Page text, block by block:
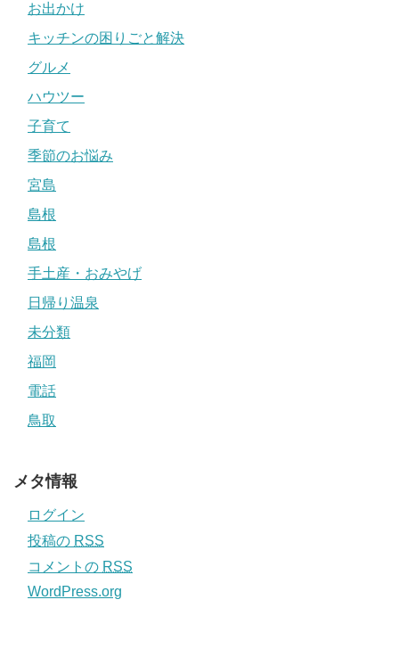
お出かけ
キッチンの困りごと解決
グルメ
ハウツー
子育て
季節のお悩み
宮島
島根
島根
手土産・おみやげ
日帰り温泉
未分類
福岡
電話
鳥取
メタ情報
ログイン
投稿の RSS
コメントの RSS
WordPress.org